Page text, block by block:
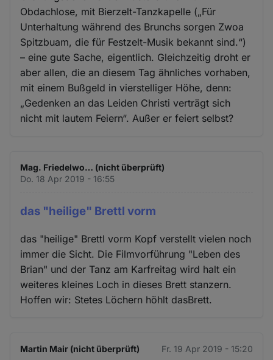
Obdachlose, mit Bierzelt-Tanzkapelle („Für
Unterhaltung während des Brunchs sorgen Zwoa
Spitzbuam, die für Festzelt-Musik bekannt sind.“)
– eine gute Sache, eigentlich. Gleichzeitig droht er
aber allen, die an diesem Tag ähnliches vorhaben,
mit einem Bußgeld in vierstelliger Höhe, denn:
„Gedenken an das Leiden Christi verträgt sich
nicht mit lautem Feiern“. Außer er feiert selbst?
Mag. Friedelwo… (nicht überprüft)
Do. 18 Apr 2019 - 16:55
das "heilige" Brettl vorm
das "heilige" Brettl vorm Kopf verstellt vielen noch
immer die Sicht. Die Filmvorführung "Leben des
Brian" und der Tanz am Karfreitag wird halt ein
weiteres kleines Loch in dieses Brett stanzern.
Hoffen wir: Stetes Löchern höhlt dasBrett.
Martin Mair (nicht überprüft) Fr. 19 Apr 2019 - 15:20